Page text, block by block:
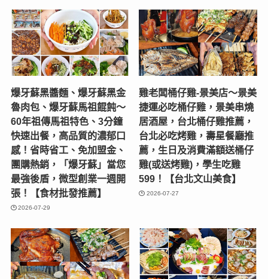
爆牙蘇黑醬麵、爆牙蘇黑金
魯肉包、爆牙蘇馬祖餛飩～
60年祖傳馬祖特色、3分鐘
快速出餐，高品質的濃郁口
感！省時省工、免加盟金、
團購熱銷，「爆牙蘇」當您
最強後盾，微型創業一週開
張！【食材批發推薦】
2026-07-29
雞老闆桶仔雞-景美店〜景美
捷運必吃桶仔雞，景美串燒
居酒屋，台北桶仔雞推薦，
台北必吃烤雞，壽星餐廳推
薦，生日及消費滿額送桶仔
雞(或送烤雞)，學生吃雞
599！【台北文山美食】
2026-07-27